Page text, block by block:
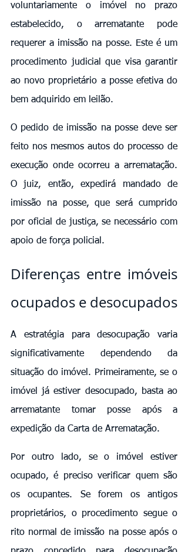
voluntariamente o imóvel no prazo
estabelecido, o arrematante pode
requerer a imissão na posse. Este é um
procedimento judicial que visa garantir
ao novo proprietário a posse efetiva do
bem adquirido em leilão.
O pedido de imissão na posse deve ser
feito nos mesmos autos do processo de
execução onde ocorreu a arrematação.
O juiz, então, expedirá mandado de
imissão na posse, que será cumprido
por oficial de justiça, se necessário com
apoio de força policial.
Diferenças entre imóveis
ocupados e desocupados
A estratégia para desocupação varia
significativamente dependendo da
situação do imóvel. Primeiramente, se o
imóvel já estiver desocupado, basta ao
arrematante tomar posse após a
expedição da Carta de Arrematação.
Por outro lado, se o imóvel estiver
ocupado, é preciso verificar quem são
os ocupantes. Se forem os antigos
proprietários, o procedimento segue o
rito normal de imissão na posse após o